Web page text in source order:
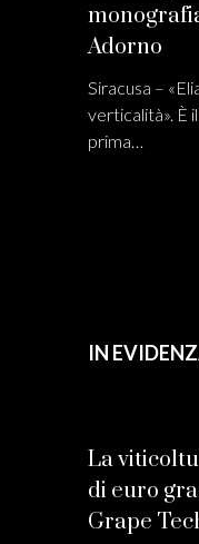
Adorno
Siracusa –
verticalità». È
prima…
IN
La
di euro
Grape